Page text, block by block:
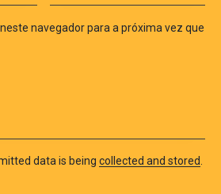
navegador para a próxima vez que
data is beingcollected and stored